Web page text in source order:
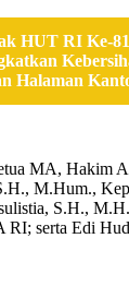
HUT RI Ke-
Halaman
MA, Hakim
M.Hum.,
S.H.,
RI; serta Edi